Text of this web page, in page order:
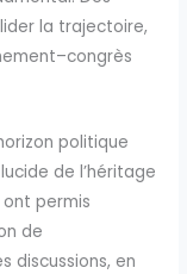
la trajectoire,
politique
de l’héritage
ont permis
de
discussions, en